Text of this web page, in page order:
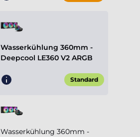
Wasserkühlung 360mm -
Deepcool LE360 V2 ARGB
Standard
Wasserkühlung 360mm -